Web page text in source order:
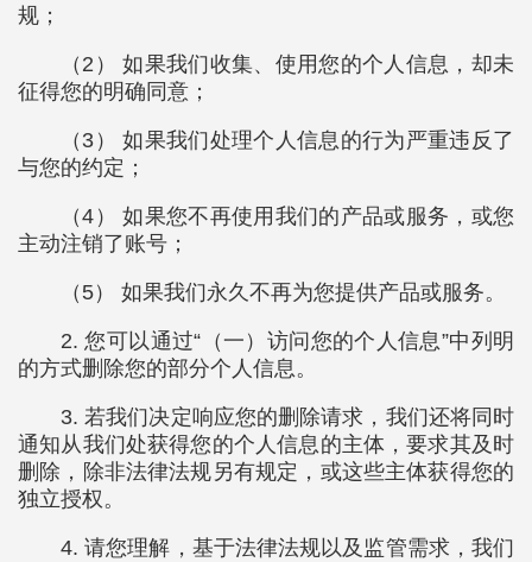
规；
（2） 如果我们收集、使用您的个人信息，却未
征得您的明确同意；
（3） 如果我们处理个人信息的行为严重违反了
与您的约定；
（4） 如果您不再使用我们的产品或服务，或您
主动注销了账号；
（5） 如果我们永久不再为您提供产品或服务。
2. 您可以通过“（一）访问您的个人信息”中列明
的方式删除您的部分个人信息。
3. 若我们决定响应您的删除请求，我们还将同时
通知从我们处获得您的个人信息的主体，要求其及时
删除，除非法律法规另有规定，或这些主体获得您的
独立授权。
4. 请您理解，基于法律法规以及监管需求，我们